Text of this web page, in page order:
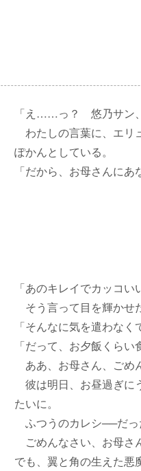
「え……っ？ 悠乃サン
わたしの言葉に、エリ
ぽかんとしている。
「だから、お母さんにあ
「あのキレイでカッコい
そう言って目を輝かせ
「そんなに気を遣わなく
「だって、お夕飯くらい
ああ、お母さん、ごめ
彼は明日、お昼過ぎに
たいに。
ふつうのカレシ──だっ
ごめんなさい、お母さ
でも、翼と角の生えた悪